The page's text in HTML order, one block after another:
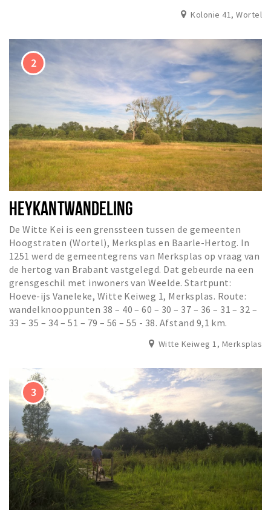
Kolonie 41, Wortel
HEYKANTWANDELING
De Witte Kei is een grenssteen tussen de gemeenten
Hoogstraten (Wortel), Merksplas en Baarle-Hertog. In
1251 werd de gemeentegrens van Merksplas op vraag van
de hertog van Brabant vastgelegd. Dat gebeurde na een
grensgeschil met inwoners van Weelde. Startpunt:
Hoeve-ijs Vaneleke, Witte Keiweg 1, Merksplas. Route:
wandelknooppunten 38 – 40 – 60 – 30 – 37 – 36 – 31 – 32 –
33 – 35 – 34 – 51 – 79 – 56 – 55 - 38. Afstand 9,1 km.
Witte Keiweg 1, Merksplas